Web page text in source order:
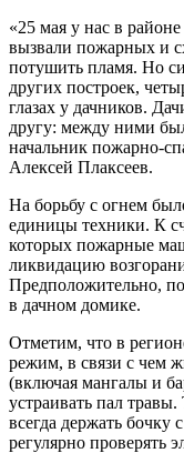
«25 мая у нас в
вызвали пожарных и
потушить пламя. Но
других построек,
глазах у дачников.
другу: между ними
начальник пожарно-
Алексей Плаксеев.
На борьбу с огнем
единицы техники. К
которых пожарные
ликвидацию
Предположительно,
в дачном домике.
Отметим, что в
режим, в связи с чем
(включая мангалы и
устраивать пал
всегда держать бочку
регулярно проверять